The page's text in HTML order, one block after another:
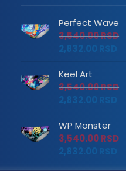
Perfect Wave
3,540.00RSD
2,832.00
Keel Art
3,540.00RSD
2,832.00
WP Monster
3,540.00RSD
2,832.00